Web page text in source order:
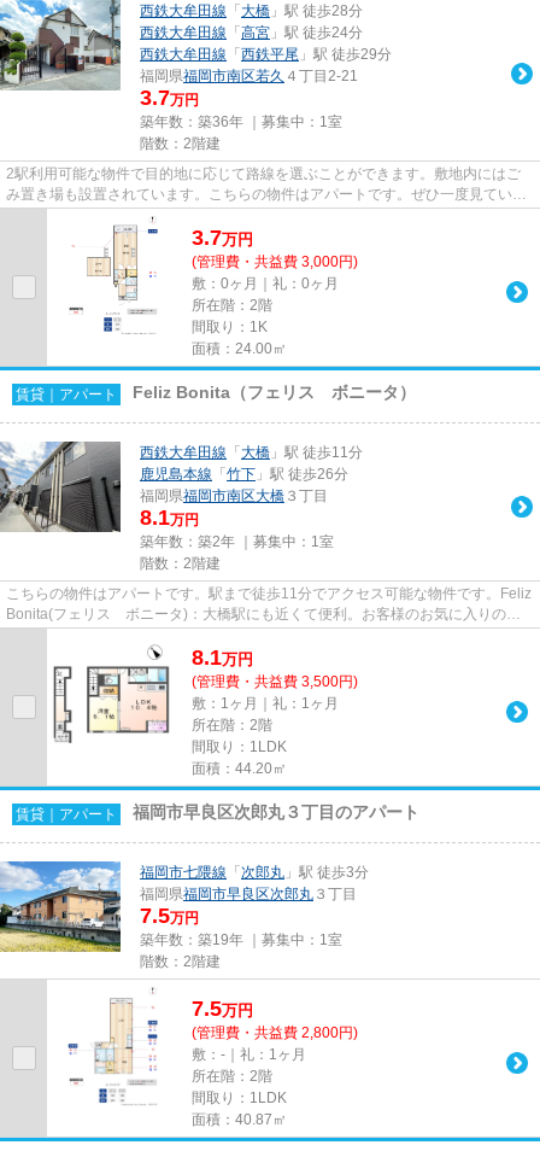
西鉄大牟田線 「 大橋 」駅 徒歩28分
西鉄大牟田線 「 高宮 」駅 徒歩24分
西鉄大牟田線 「 西鉄平尾 」駅 徒歩29分
福岡県福岡市南区若久 ４丁目2-21
3.7万円
築年数：築36年 ｜募集中： 1室
階数：2階建
2駅利用可能な物件で目的地に応じて路線を選ぶことができます。敷地内にはご
み置き場も設置されています。こちらの物件はアパートです。ぜひ一度見ていた
だきたい、「ルミエール若久」...
3.7万円
(管理費・共益費 3,000円)
敷：0ヶ月｜礼：0ヶ月
所在階：2階
間取り：1K
面積：24.00㎡
賃貸｜アパート Feliz Bonita（フェリス ボニータ）
西鉄大牟田線 「 大橋 」駅 徒歩11分
鹿児島本線 「 竹下 」駅 徒歩26分
福岡県福岡市南区大橋 ３丁目
8.1万円
築年数：築2年 ｜募集中： 1室
階数：2階建
こちらの物件はアパートです。駅まで徒歩11分でアクセス可能な物件です。Feliz
Bonita(フェリス ボニータ)：大橋駅にも近くて便利。お客様のお気に入りの物
8.1万円
(管理費・共益費 3,500円)
敷：1ヶ月｜礼：1ヶ月
所在階：2階
間取り：1LDK
面積：44.20㎡
賃貸｜アパート 福岡市早良区次郎丸３丁目のアパート
福岡市七隈線 「 次郎丸 」駅 徒歩3分
福岡県福岡市早良区次郎丸 ３丁目
7.5万円
築年数：築19年 ｜募集中： 1室
階数：2階建
7.5万円
(管理費・共益費 2,800円)
敷：-｜礼：1ヶ月
所在階：2階
間取り：1LDK
面積：40.87㎡